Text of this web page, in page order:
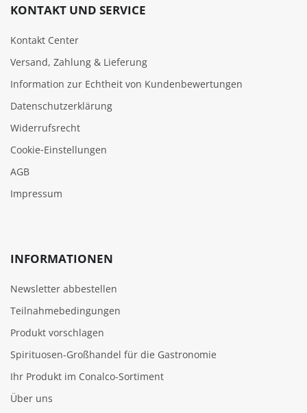
KONTAKT UND SERVICE
Kontakt Center
Versand, Zahlung & Lieferung
Information zur Echtheit von Kundenbewertungen
Datenschutzerklärung
Widerrufsrecht
Cookie‑Einstellungen
AGB
Impressum
INFORMATIONEN
Newsletter abbestellen
Teilnahmebedingungen
Produkt vorschlagen
Spirituosen-Großhandel für die Gastronomie
Ihr Produkt im Conalco-Sortiment
Über uns